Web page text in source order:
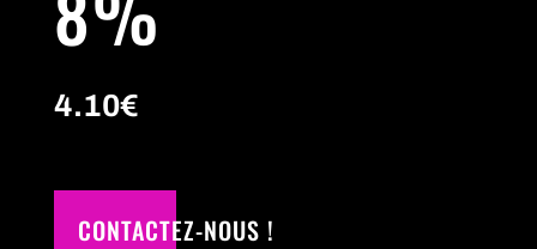
4.10€
CONTACTEZ-NOUS !